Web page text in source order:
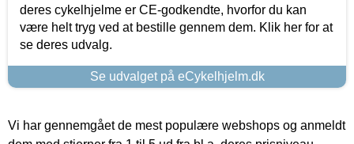
deres cykelhjelme er CE-godkendte, hvorfor du kan
være helt tryg ved at bestille gennem dem. Klik her for at
se deres udvalg.
Se udvalget på eCykelhjelm.dk
Vi har gennemgået de mest populære webshops og anmeldt